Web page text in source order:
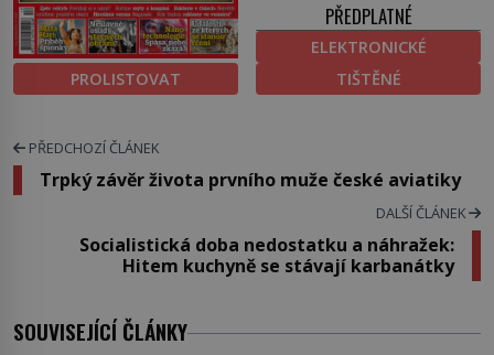
PROLISTOVAT
PŘEDPLATNÉ
ELEKTRONICKÉ
TIŠTĚNÉ
PŘEDCHOZÍ ČLÁNEK
Trpký závěr života prvního muže české aviatiky
DALŠÍ ČLÁNEK
Socialistická doba nedostatku a náhražek:
Hitem kuchyně se stávají karbanátky
SOUVISEJÍCÍ ČLÁNKY